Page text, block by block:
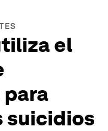
el
suicidios